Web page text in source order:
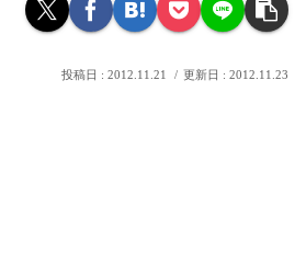
2012.11.21 2012.11.23